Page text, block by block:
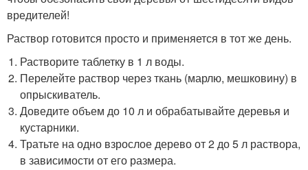
вредителей!
Раствор готовится просто и применяется в тот же день.
Растворите таблетку в 1 л воды.
Перелейте раствор через ткань (марлю, мешковину) в
опрыскиватель.
Доведите объем до 10 л и обрабатывайте деревья и
кустарники.
Тратьте на одно взрослое дерево от 2 до 5 л раствора,
в зависимости от его размера.